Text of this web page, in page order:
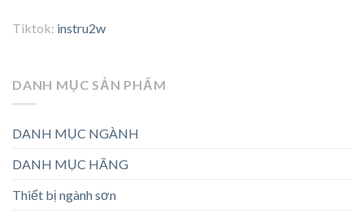
Tiktok: instru2w
DANH MỤC SẢN PHẨM
DANH MỤC NGÀNH
DANH MỤC HÃNG
Thiết bị ngành sơn